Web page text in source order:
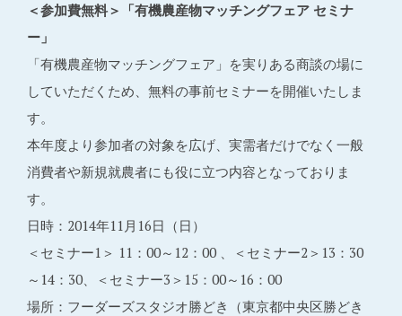
＜参加費無料＞「有機農産物マッチングフェア セミナ
ー」
「有機農産物マッチングフェア」を実りある商談の場に
していただくため、無料の事前セミナーを開催いたしま
す。
本年度より参加者の対象を広げ、実需者だけでなく一般
消費者や新規就農者にも役に立つ内容となっておりま
す。
日時：2014年11月16日（日）
＜セミナー1＞ 11：00～12：00 、＜セミナー2＞13：30
～14：30、＜セミナー3＞15：00～16：00
場所：フーダーズスタジオ勝どき（東京都中央区勝どき